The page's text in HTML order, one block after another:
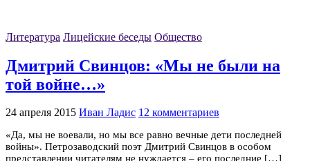
Литература Лицейские беседы Общество
Дмитрий Свинцов: «Мы не были на
той войне…»
24 апреля 2015 Иван Ладис 12 комментариев
«Да, мы не воевали, но мы все равно вечные дети последней
войны». Петрозаводский поэт Дмитрий Свинцов в особом
представлении читателям не нуждается – его последние […]